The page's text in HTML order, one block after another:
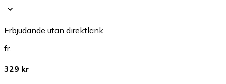
Erbjudande utan direktlänk
fr.
329 kr